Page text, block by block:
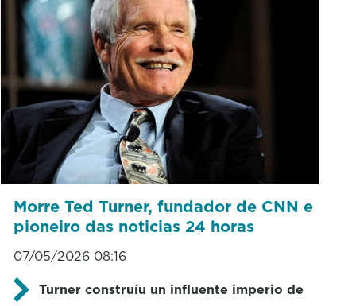
Morre Ted Turner, fundador de CNN e
pioneiro das noticias 24 horas
07/05/2026 08:16
Turner construíu un influente imperio de